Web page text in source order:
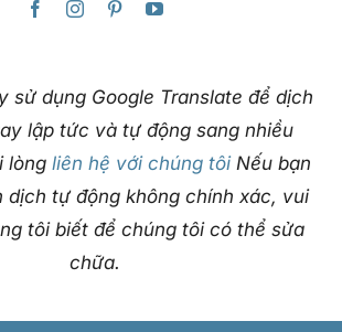
sử dụng Google Translate để dịch
lập tức và tự động sang nhiều
lòng liên hệ với chúng tôiNếu bạn
dịch tự động không chính xác, vui
tôi biết để chúng tôi có thể sửa
chữa.